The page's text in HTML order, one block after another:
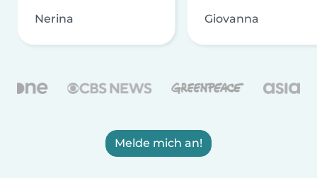
Nerina Giovanna
Melde mich an!